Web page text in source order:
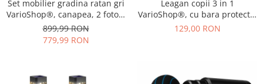
Set mobilier gradina ratan gri
VarioShop®, canapea, 2 fotolii
si masa, pentru terasa si
exterior, design modern
899,99 RON
779,99 RON
Leagan copii 3 in 1
VarioShop®, cu bara protectie
si spatar detasabile, franghii
129,00 RON